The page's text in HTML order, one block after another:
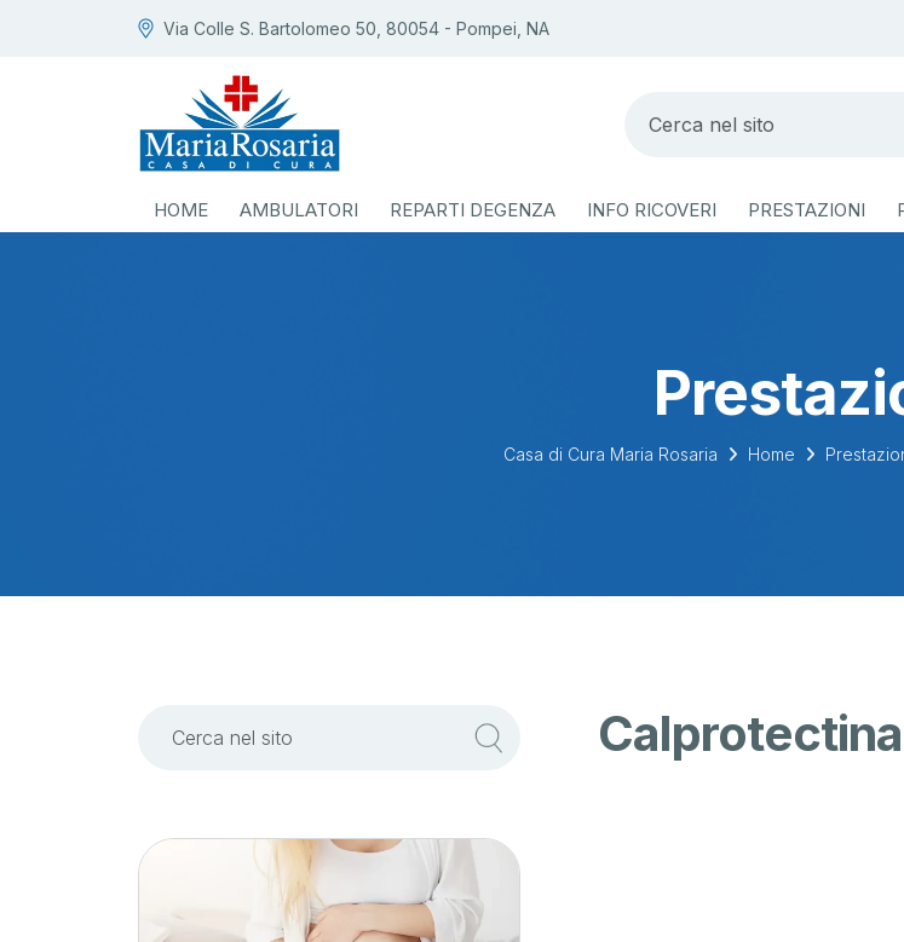
Via Colle S. Bartolomeo 50, 80054 - Pompei, NA
HOME AMBULATORI REPARTI DEGENZA INFO RICOVERI PRESTAZIONI
Casa di Cura Maria Rosaria Home